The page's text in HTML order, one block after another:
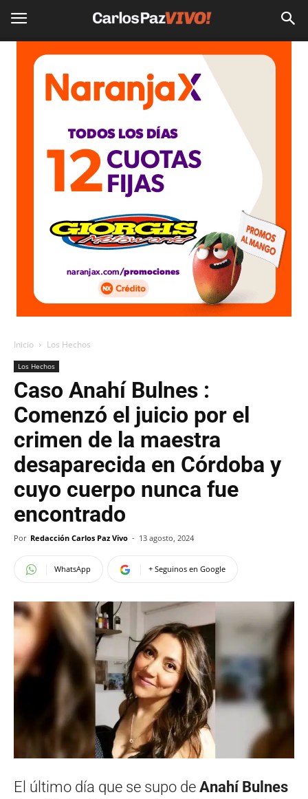
Inicio Los Hechos
Los Hechos
Caso Anahí Bulnes :
Comenzó el juicio por el
crimen de la maestra
desaparecida en Córdoba y
cuyo cuerpo nunca fue
encontrado
Por Redacción Carlos Paz Vivo - 13 agosto, 2024
WhatsApp + Seguinos en Google
El último día que se supo de Anahí Bulnes